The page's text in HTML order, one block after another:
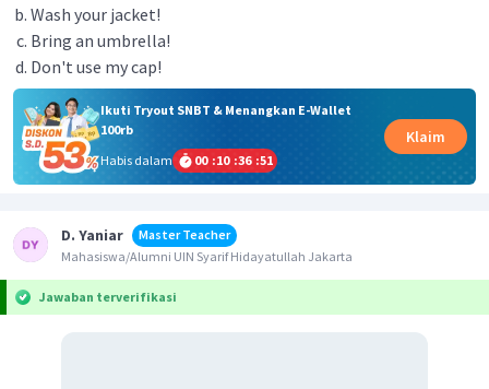
Wash your jacket!
Bring an umbrella!
Don't use my cap!
Ikuti Tryout SNBT & Menangkan E-Wallet
100rb
Habis dalam
00 :10 :36 :50
Klaim
D. Yaniar
Master Teacher
Mahasiswa/Alumni UIN Syarif Hidayatullah Jakarta
Jawaban terverifikasi